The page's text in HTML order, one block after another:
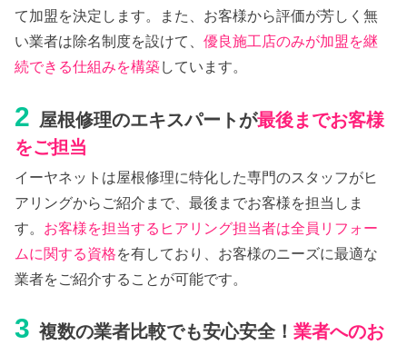
て加盟を決定します。また、お客様から評価が芳しく無
い業者は除名制度を設けて、優良施工店のみが加盟を継
続できる仕組みを構築しています。
2 屋根修理のエキスパートが最後までお客様
をご担当
イーヤネットは屋根修理に特化した専門のスタッフがヒ
アリングからご紹介まで、最後までお客様を担当しま
す。 お客様を担当するヒアリング担当者は全員リフォー
ムに関する資格を有しており、お客様のニーズに最適な
業者をご紹介することが可能です。
3 複数の業者比較でも安心安全！業者へのお